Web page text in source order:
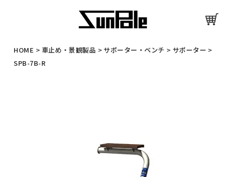
HOME > 車止め・景観製品 > サポーター・ベンチ > サポーター >
SPB-7B-R